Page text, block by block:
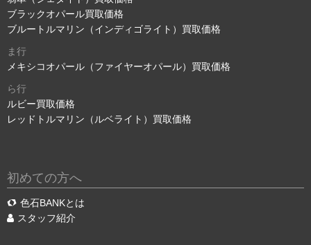
ブラックオパール買取価格
ブルートルマリン（インディゴライト）買取価格
ま行
メキシコオパール（ファイヤーオパール）買取価格
ら行
ルビー買取価格
レッドトルマリン（ルベライト）買取価格
初めての方へ
色石BANKとは
スタッフ紹介